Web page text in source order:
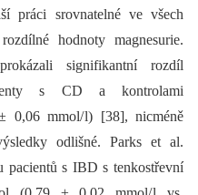
práci srovnatelné ve všech
hodnoty magnesurie.
signifikantní rozdíl
s CD a kontrolami
0,06 mmol/ l) [38], nicméně
odlišné. Parks et al.
s IBD s tenkostřevní